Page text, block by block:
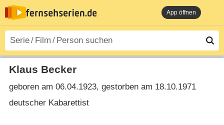
App öffnen
Klaus Becker
geboren am 06.04.1923, gestorben am 18.10.1971
deutscher Kabarettist